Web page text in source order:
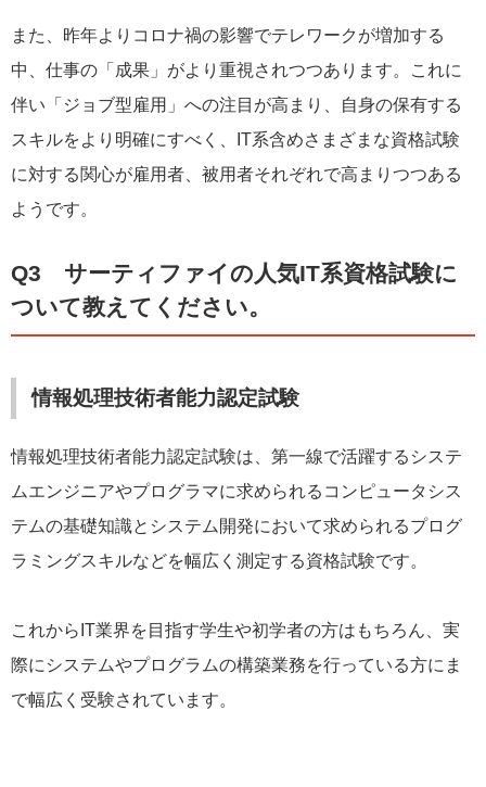
また、昨年よりコロナ禍の影響でテレワークが増加する
中、仕事の「成果」がより重視されつつあります。これに
伴い「ジョブ型雇用」への注目が高まり、自身の保有する
スキルをより明確にすべく、IT系含めさまざまな資格試験
に対する関心が雇用者、被用者それぞれで高まりつつある
ようです。
Q3 サーティファイの人気IT系資格試験に
ついて教えてください。
情報処理技術者能力認定試験
情報処理技術者能力認定試験は、第一線で活躍するシステ
ムエンジニアやプログラマに求められるコンピュータシス
テムの基礎知識とシステム開発において求められるプログ
ラミングスキルなどを幅広く測定する資格試験です。
これからIT業界を目指す学生や初学者の方はもちろん、実
際にシステムやプログラムの構築業務を行っている方にま
で幅広く受験されています。